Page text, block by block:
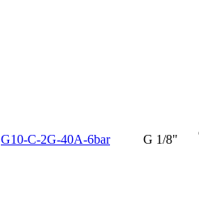
G10-C-2G-40A-6bar G 1/8"